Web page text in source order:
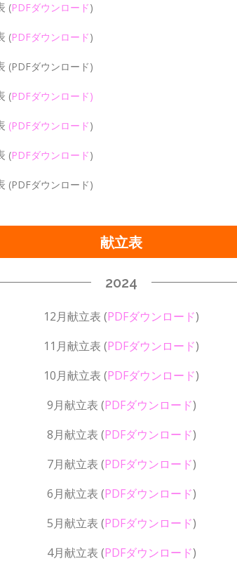
(PDFダウンロード)
(PDFダウンロード)
(PDFダウンロード)
(PDFダウンロード)
(PDFダウンロード)
(PDFダウンロード)
(PDFダウンロード)
献立表
2024
12月献立表 (PDFダウンロード)
11月献立表 (PDFダウンロード)
10月献立表 (PDFダウンロード)
9月献立表 (PDFダウンロード)
8月献立表 (PDFダウンロード)
7月献立表 (PDFダウンロード)
6月献立表 (PDFダウンロード)
5月献立表 (PDFダウンロード)
4月献立表 (PDFダウンロード)